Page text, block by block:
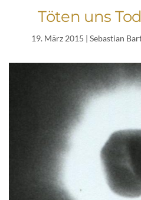
Töten uns
19. März 2015 | Sebastian